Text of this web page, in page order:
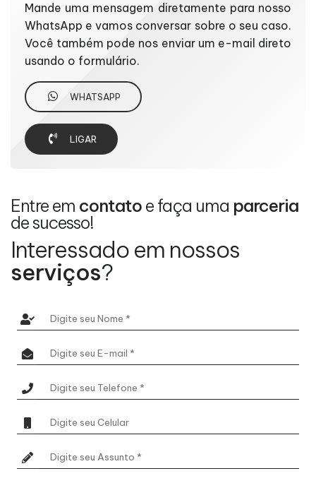
Mande uma mensagem diretamente para nosso
WhatsApp e vamos conversar sobre o seu caso.
Você também pode nos enviar um e-mail direto
usando o formulário.
WHATSAPP
LIGAR
Entre em contato e faça uma parceria
de sucesso!
Interessado em nossos
serviços?